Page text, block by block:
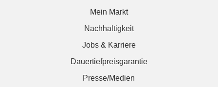
Mein Markt
Nachhaltigkeit
Jobs & Karriere
Dauertiefpreisgarantie
Presse/Medien